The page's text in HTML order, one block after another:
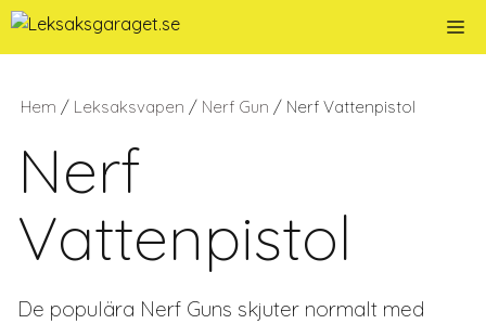
Hoppa
till
Hem / Leksaksvapen / Nerf Gun / Nerf Vattenpistol
Nerf
Vattenpistol
De populära Nerf Guns skjuter normalt med